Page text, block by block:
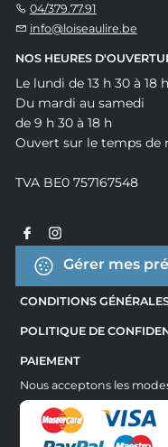
04/379.77.91
info@loiseaulire.be
NOS HEURES
Le lundi de 13 h 30 à 18 h
Du mardi au samedi
de 9 h 30 à 18 h
Ouvert sur le temps de
TVA BE0 757167548
Gérer mes
CONDITIONS
POLITIQUE DE
PAIEMENT
Nous acceptons les